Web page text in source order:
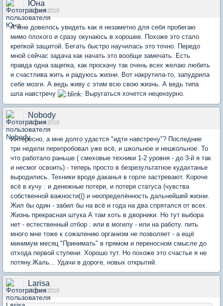
Юна
15 фев 2010
А мне довелось увидеть как я незаметно для себя пробегаю
мимо плохого и сразу окунаюсь в хорошее. Похоже это стало
крепкой защитой. Бегать быстро научилась это точно. Передо
мной сейчас задача как начать это вообще замечать. Есть
правда одна зацепка, как проскачу так очень всех желаю любить
и счастлива жить и радуюсь жизни. Вот накрутила-то, запудрила
себе мозги. А ведь живу с этим всю свою жизнь. А ведь типа
шла навстречу
Выругаться хочется нецензурно.
Nobody
25 фев 2010
Интересно, а мне долго удастся "идти навстречу"? Последние
три недели перепробовал уже всё, и школьное и нешкольное. То
что работало раньше ( смеховые техники 1-2 уровня - до 3-й я так
и несмог освоить) - теперь просто в безрезультатное кудахтанье
выродились. Техники вроде даканья в горле застревают. Короче
всё в кучу : и денежные потери, и потеря статуса (чувства
собственной важности(() и неопределённость дальнейшей жизни.
Жил бы один - забил бы на всё и года на два спрятался от всех.
Жизнь прекрасная штука А там хоть в дворники. Но тут выбора
нет - естественный отбор : или в могилу - или на работу. пить
много мне тоже к сожалению организм не позволяет - а ещё
минимум месяц "Принимать" в прямом и переносном смысле до
отхода первой ступени. Хорошо тут. Но похоже это счастье я не
потяну.Жаль... Удачи в дороге, новых открытий.
Larisa
25 фев 2010